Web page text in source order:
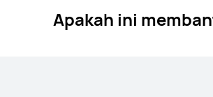
Apakah ini